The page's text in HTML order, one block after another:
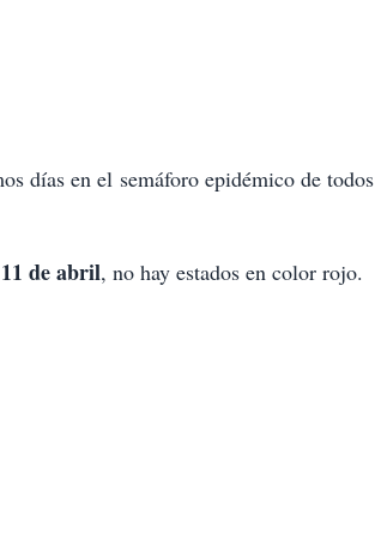
días en el semáforo epidémico de todos
de abril, no hay estados en color rojo.